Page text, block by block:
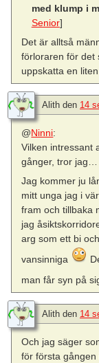
med klump i
Senior]
Det är alltså
förloraren för det
uppskatta en
Alith den 14
@Ninni:
Vilken intressant
gånger, tror jag…
Jag kommer ju
mitt unga jag i
fram och tillbaka
jag
arg som ett bi
vansinniga
man får syn på
Alith den 14
Och jag säger
för första